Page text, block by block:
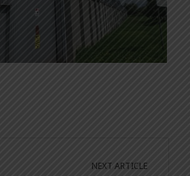
NEXT ARTICLE